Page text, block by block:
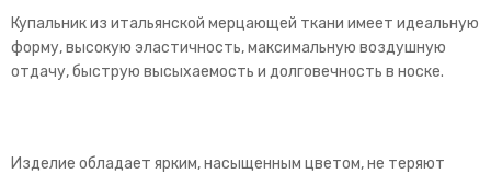
Купальник из итальянской мерцающей ткани имеет идеальную
форму, высокую эластичность, максимальную воздушную
отдачу, быструю высыхаемость и долговечность в носке.
Изделие обладает ярким, насыщенным цветом, не теряют